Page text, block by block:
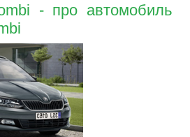
- про автомобиль